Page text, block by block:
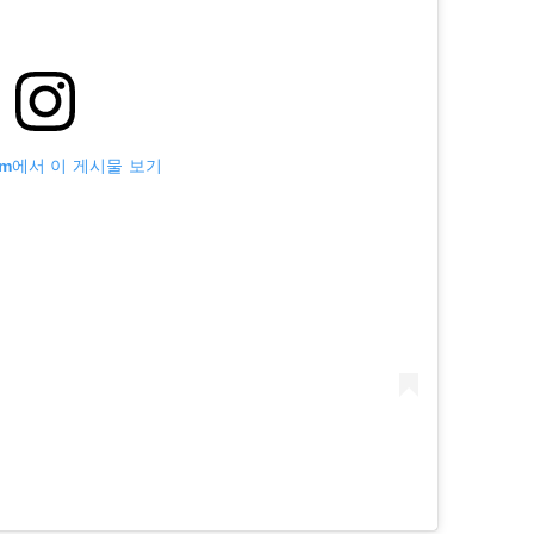
에서 이 게시물 보기